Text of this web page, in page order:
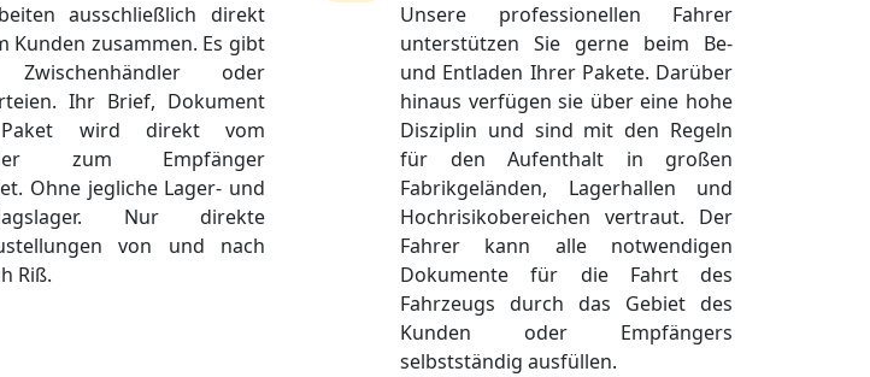
Unsere professionellen Fahrer
unterstützen Sie gerne beim Be-
und Entladen Ihrer Pakete. Darüber
hinaus verfügen sie über eine hohe
Disziplin und sind mit den Regeln
für den Aufenthalt in großen
Fabrikgeländen, Lagerhallen und
Hochrisikobereichen vertraut. Der
Fahrer kann alle notwendigen
Dokumente für die Fahrt des
Fahrzeugs durch das Gebiet des
Kunden oder Empfängers
selbstständig ausfüllen.
ausschließlich direkt
Kunden zusammen. Es gibt
oder
Ihr Brief, Dokument
wird direkt vom
zum Empfänger
Ohne jegliche Lager- und
Nur direkte
von und nach
Riß.